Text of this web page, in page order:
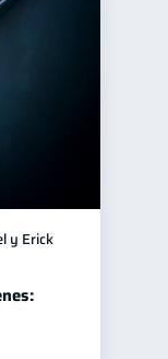
y Erick